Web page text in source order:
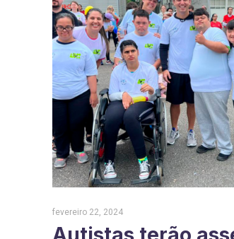
fevereiro 22, 2024